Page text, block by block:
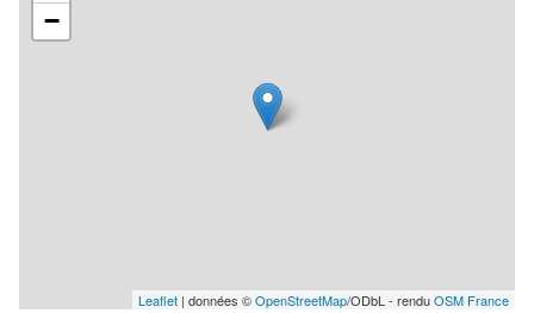
−
Leaflet | données ©OpenStreetMap/ODbL - renduOSM France